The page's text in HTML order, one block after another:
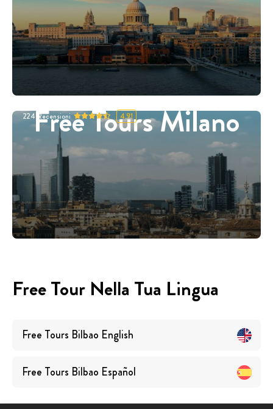
Free Tours Milano
224 Recensioni 4.91
Free Tour Nella Tua Lingua
Free Tours Bilbao English
Free Tours Bilbao Español